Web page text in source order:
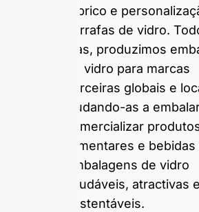
fabrico e
garrafas de vidro.
dias, produzimos
de vidro para marcas
parceiras globais e
ajudando-as a
comercializar
alimentares e
embalagens de vidro
saudáveis, atractivas e
sustentáveis.